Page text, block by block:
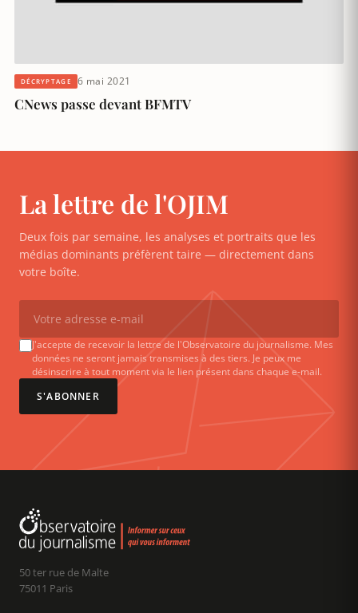
DÉCRYPTAGE 6 mai 2021
CNews passe devant BFMTV
La lettre de l'OJIM
Deux fois par semaine, les analyses et portraits que les
médias dominants préfèrent taire — directement dans
votre boîte.
J'accepte de recevoir la lettre de l'Observatoire du journalisme. Mes
données ne seront jamais transmises à des tiers. Je peux me
désinscrire à tout moment via le lien présent dans chaque e-mail.
S'ABONNER
50 ter rue de Malte
75011 Paris